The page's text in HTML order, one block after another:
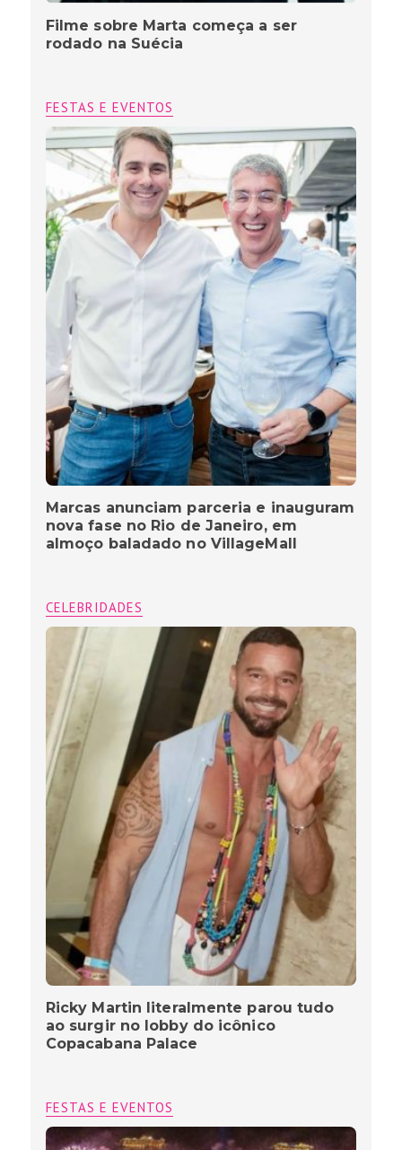
Filme sobre Marta começa a ser
rodado na Suécia
FESTAS E EVENTOS
Marcas anunciam parceria e inauguram
nova fase no Rio de Janeiro, em
almoço baladado no VillageMall
CELEBRIDADES
Ricky Martin literalmente parou tudo
ao surgir no lobby do icônico
Copacabana Palace
FESTAS E EVENTOS